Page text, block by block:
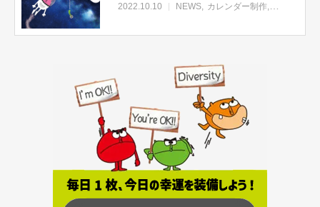
2022.10.10 NEWS カレンダー制作